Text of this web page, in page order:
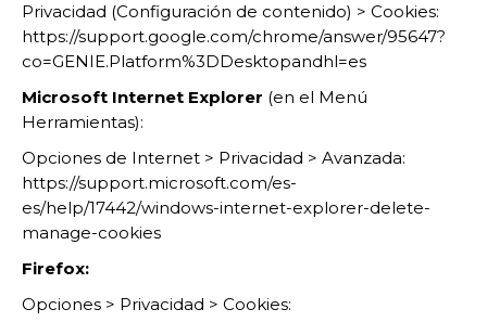
Privacidad (Configuración de contenido) > Cookies:
https://support.google.com/chrome/answer/95647?
co=GENIE.Platform%3DDesktopandhl=es
Microsoft Internet Explorer (en el Menú
Herramientas):
Opciones de Internet > Privacidad > Avanzada:
https://support.microsoft.com/es-
es/help/17442/windows-internet-explorer-delete-
manage-cookies
Firefox:
Opciones > Privacidad > Cookies: